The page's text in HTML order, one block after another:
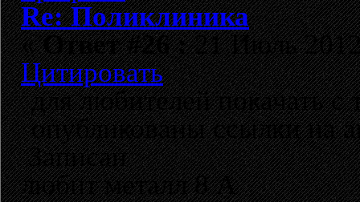
Re: Поликлиника
«Ответ #26 :21 Июль
Цитировать
для любителей покачать
опубликованы ссылки на
Записан
любит металл 8 А